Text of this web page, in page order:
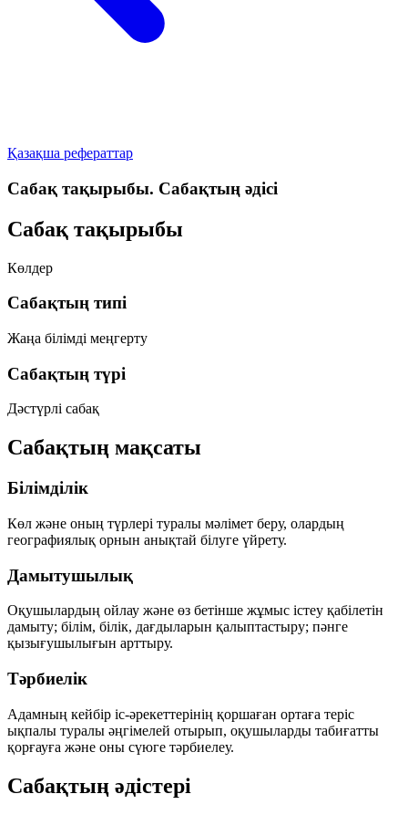
Қазақша рефераттар
Сабақ тақырыбы. Сабақтың әдісі
Сабақ тақырыбы
Көлдер
Сабақтың типі
Жаңа білімді меңгерту
Сабақтың түрі
Дәстүрлі сабақ
Сабақтың мақсаты
Білімділік
Көл және оның түрлері туралы мәлімет беру, олардың
географиялық орнын анықтай білуге үйрету.
Дамытушылық
Оқушылардың ойлау және өз бетінше жұмыс істеу қабілетін
дамыту; білім, білік, дағдыларын қалыптастыру; пәнге
қызығушылығын арттыру.
Тәрбиелік
Адамның кейбір іс-әрекеттерінің қоршаған ортаға теріс
ықпалы туралы әңгімелей отырып, оқушыларды табиғатты
қорғауға және оны сүюге тәрбиелеу.
Сабақтың әдістері